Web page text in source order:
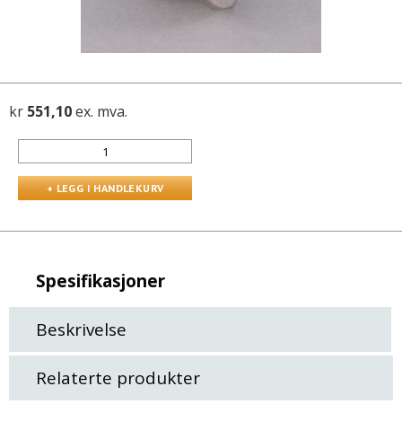
kr 551,10ex. mva.
Spesifikasjoner
Beskrivelse
Relaterte produkter